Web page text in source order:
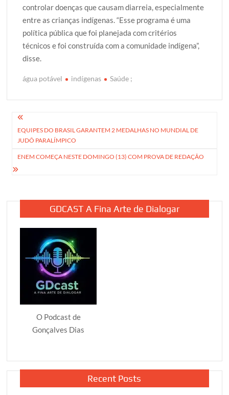
controlar doenças que causam diarreia, especialmente
entre as crianças indígenas. “Esse programa é uma
política pública que foi planejada com critérios
técnicos e foi construída com a comunidade indígena”,
disse.
água potável indígenas Saúde ;
Navegação
de
Post
EQUIPES DO BRASIL GARANTEM 2 MEDALHAS NO MUNDIAL DE
JUDÔ PARALÍMPICO
ENEM COMEÇA NESTE DOMINGO (13) COM PROVA DE REDAÇÃO
GDCAST A Fina Arte de Dialogar
O Podcast de
Gonçalves Dias
Recent Posts